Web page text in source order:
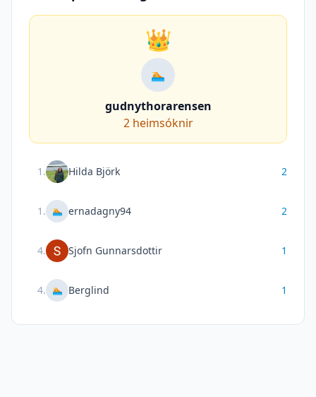
👑
🏊
gudnythorarensen
2 heimsóknir
1 . Hilda Björk 2
1 . 🏊 ernadagny94 2
4. Sjofn Gunnarsdottir 1
4. 🏊 Berglind 1